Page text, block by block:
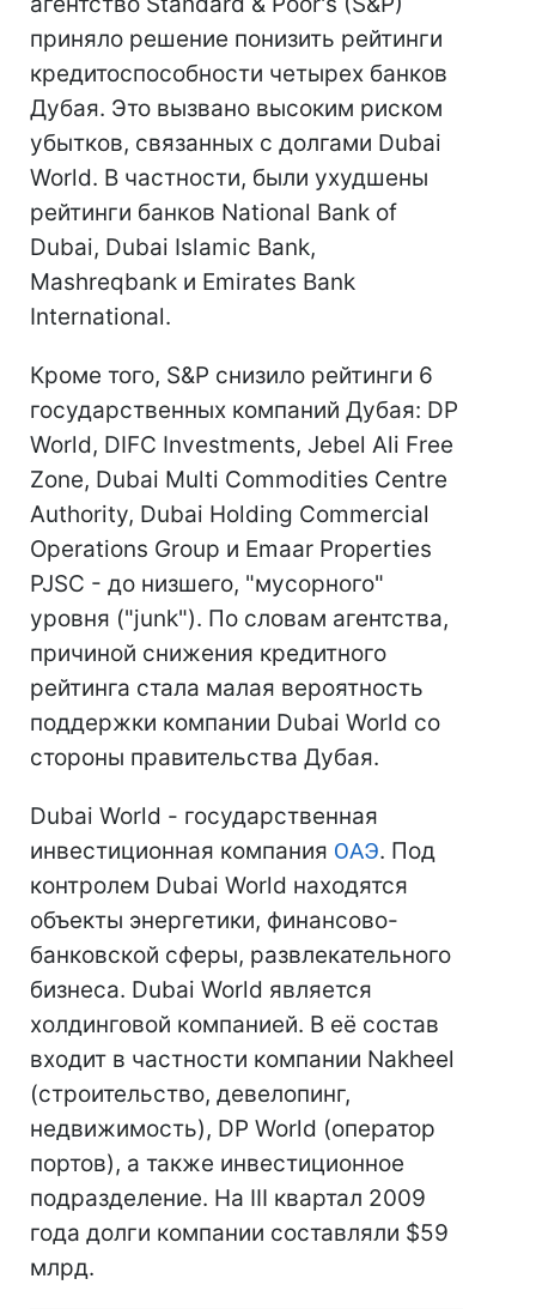
приняло решение понизить рейтинги
кредитоспособности четырех банков
Дубая. Это вызвано высоким риском
убытков, связанных с долгами Dubai
World. В частности, были ухудшены
рейтинги банков National Bank of
Dubai, Dubai Islamic Bank,
Mashreqbank и Emirates Bank
International.
Кроме того, S&P снизило рейтинги 6
государственных компаний Дубая: DP
World, DIFC Investments, Jebel Ali Free
Zone, Dubai Multi Commodities Centre
Authority, Dubai Holding Commercial
Operations Group и Emaar Properties
PJSC - до низшего, "мусорного"
уровня ("junk"). По словам агентства,
причиной снижения кредитного
рейтинга стала малая вероятность
поддержки компании Dubai World со
стороны правительства Дубая.
Dubai World - государственная
инвестиционная компания ОАЭ. Под
контролем Dubai World находятся
объекты энергетики, финансово-
банковской сферы, развлекательного
бизнеса. Dubai World является
холдинговой компанией. В её состав
входит в частности компании Nakheel
(строительство, девелопинг,
недвижимость), DP World (оператор
портов), а также инвестиционное
подразделение. На III квартал 2009
года долги компании составляли $59
млрд.